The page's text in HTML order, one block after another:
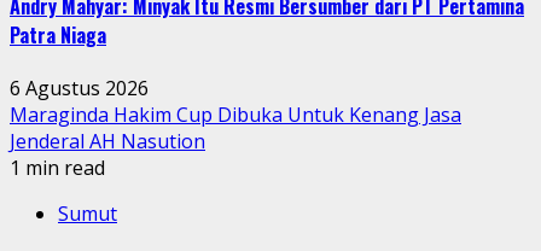
Patra Niaga
6 Agustus 2026
Maraginda Hakim Cup Dibuka Untuk Kenang Jasa
Jenderal AH Nasution
1 min read
Sumut